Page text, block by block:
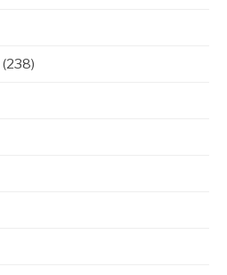
(238)